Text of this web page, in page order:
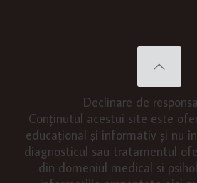
Declinare de
Conținutul acestui site este
educațional și informativ și nu
diagnosticul sau tratamentul
din domeniul medical si